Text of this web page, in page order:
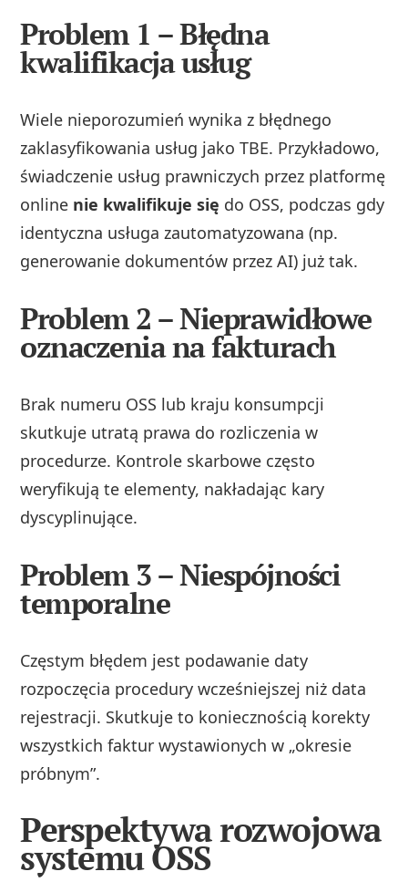
Problem 1 – Błędna
kwalifikacja usług
Wiele nieporozumień wynika z błędnego
zaklasyfikowania usług jako TBE. Przykładowo,
świadczenie usług prawniczych przez platformę
online nie kwalifikuje się do OSS, podczas gdy
identyczna usługa zautomatyzowana (np.
generowanie dokumentów przez AI) już tak.
Problem 2 – Nieprawidłowe
oznaczenia na fakturach
Brak numeru OSS lub kraju konsumpcji
skutkuje utratą prawa do rozliczenia w
procedurze. Kontrole skarbowe często
weryfikują te elementy, nakładając kary
dyscyplinujące.
Problem 3 – Niespójności
temporalne
Częstym błędem jest podawanie daty
rozpoczęcia procedury wcześniejszej niż data
rejestracji. Skutkuje to koniecznością korekty
wszystkich faktur wystawionych w „okresie
próbnym”.
Perspektywa rozwojowa
systemu OSS